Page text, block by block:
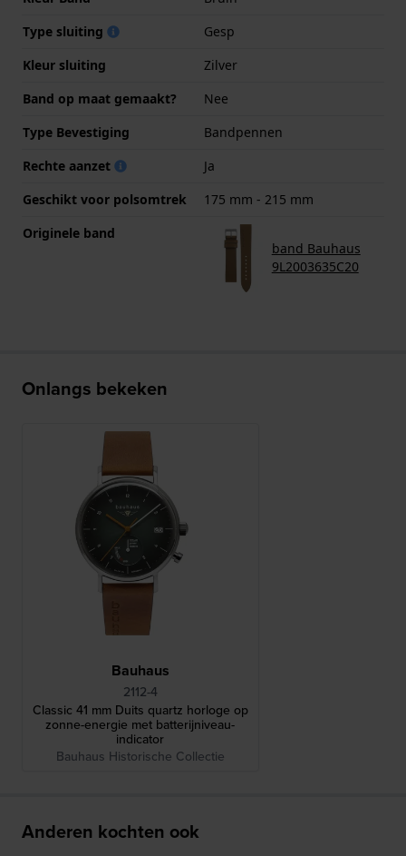
Type sluiting
Gesp
Kleur sluiting
Zilver
Band op maat gemaakt?
Nee
Type Bevestiging
Bandpennen
Rechte aanzet
Ja
Geschikt voor polsomtrek
175 mm - 215 mm
Originele band
band Bauhaus
9L2003635C20
Onlangs bekeken
Bauhaus
2112-4
Classic 41 mm Duits quartz horloge op
zonne-energie met batterijniveau-
indicator
Bauhaus Historische Collectie
Anderen kochten ook